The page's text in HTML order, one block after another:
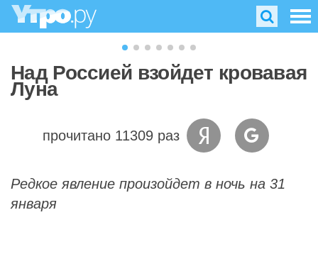
Над Россией взойдет кровавая
Луна
прочитано 11309 раз
Редкое явление произойдет в ночь на 31
января